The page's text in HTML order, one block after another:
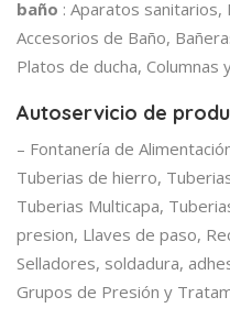
baño : Aparatos sanitarios,
Accesorios de Baño,
Platos de ducha, Columnas
Autoservicio de
– Fontanería de
Tuberias de hierro,
Tuberias Multicapa,
presion, Llaves de paso,
Selladores, soldadura,
Grupos de Presión y